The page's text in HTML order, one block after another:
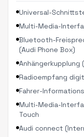
Universal-
Multi-Media-
Bluetooth-
(Audi Phone Box)
Anhängerkupplung
Radioempfang
Fahrer-
Multi-Media-
Touch
Audi connect